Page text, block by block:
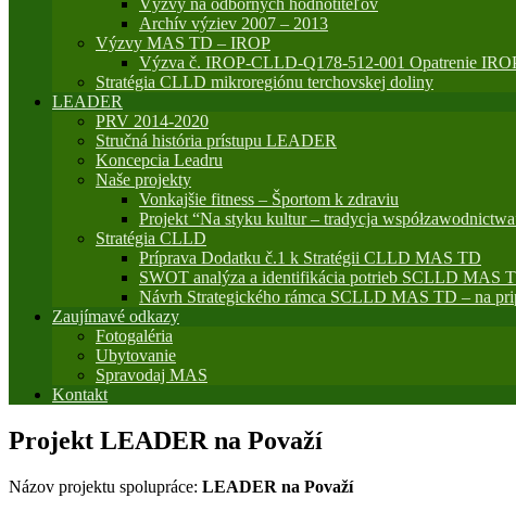
Výzvy na odborných hodnotiteľov
Archív výziev 2007 – 2013
Výzvy MAS TD – IROP
Výzva č. IROP-CLLD-Q178-512-001 Opatrenie
Stratégia CLLD mikroregiónu terchovskej doliny
LEADER
PRV 2014-2020
Stručná história prístupu LEADER
Koncepcia Leadru
Naše projekty
Vonkajšie fitness – Športom k zdraviu
Projekt “Na styku kultur – tradycja
Stratégia CLLD
Príprava Dodatku č.1 k Stratégii CLLD MAS TD
SWOT analýza a identifikácia potrieb SCLLD MAS
Návrh Strategického rámca SCLLD MAS TD – na
Zaujímavé odkazy
Fotogaléria
Ubytovanie
Spravodaj MAS
Kontakt
Projekt LEADER na Považí
Názov projektu spolupráce: LEADER na Považí